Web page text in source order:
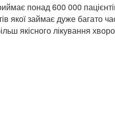
понад 600 000
якої займає дуже багато
якісного лікування